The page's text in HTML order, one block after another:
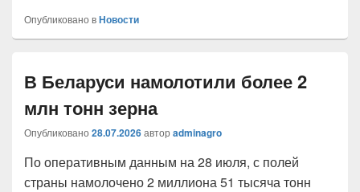
Опубликовано вНовости
В Беларуси намолотили более 2
млн тонн зерна
Опубликовано 28.07.2026автор adminagro
По оперативным данным на 28 июля, с полей
страны намолочено 2 миллиона 51 тысяча тонн